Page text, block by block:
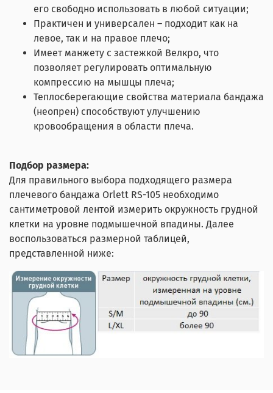
его свободно использовать в любой ситуации;
Практичен и универсален – подходит как на
левое, так и на правое плечо;
Имеет манжету с застежкой Велкро, что
позволяет регулировать оптимальную
компрессию на мышцы плеча;
Теплосберегающие свойства материала бандажа
(неопрен) способствуют улучшению
кровообращения в области плеча.
Подбор размера:
Для правильного выбора подходящего размера
плечевого бандажа Orlett RS-105 необходимо
сантиметровой лентой измерить окружность грудной
клетки на уровне подмышечной впадины. Далее
воспользоваться размерной таблицей,
представленной ниже: